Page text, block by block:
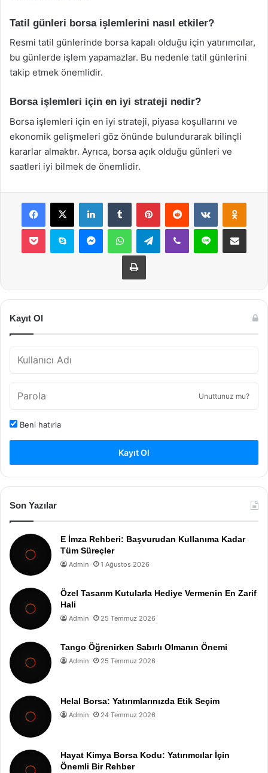
Tatil günleri borsa işlemlerini nasıl etkiler?
Resmi tatil günlerinde borsa kapalı olduğu için yatırımcılar,
bu günlerde işlem yapamazlar. Bu nedenle tatil günlerini
takip etmek önemlidir.
Borsa işlemleri için en iyi strateji nedir?
Borsa işlemleri için en iyi strateji, piyasa koşullarını ve
ekonomik gelişmeleri göz önünde bulundurarak bilinçli
kararlar almaktır. Ayrıca, borsa açık olduğu günleri ve
saatleri iyi bilmek de önemlidir.
Facebook
X LinkedInTumblr PinterestReddit VKontakte
Pocket Skype MessengerWhatsAppTelegramViber Line E-Posta ile
Yazdır
Kayıt Ol
Unuttunuz mu?
Beni hatırla
Kayıt Ol
Son Yazılar
E İmza Rehberi: Başvurudan Kullanıma Kadar
Tüm Süreçler
Admin 1 Ağustos 2026
Özel Tasarım Kutularla Hediye Vermenin En Zarif
Hali
Admin 25 Temmuz 2026
Tango Öğrenirken Sabırlı Olmanın Önemi
Admin 25 Temmuz 2026
Helal Borsa: Yatırımlarınızda Etik Seçim
Admin 24 Temmuz 2026
Hayat Kimya Borsa Kodu: Yatırımcılar İçin
Önemli Bir Rehber